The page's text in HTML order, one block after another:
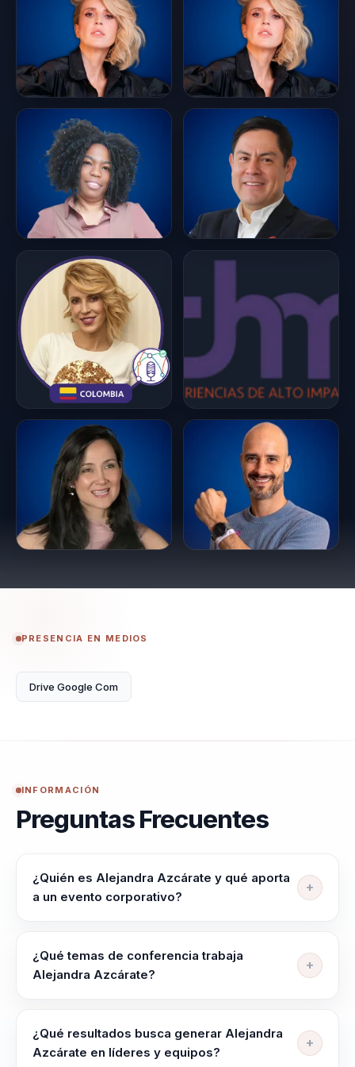
su trabajo. Alejandra
inspira a las mujeres a
asumir roles de
liderazgo, desafiando
las barreras
tradicionales y
promoviendo la
igualdad de
oportunidades en el
ámbito...
PRESENCIA EN MEDIOS
Drive Google Com
INFORMACIÓN
Preguntas Frecuentes
¿Quién es Alejandra Azcárate y qué aporta
a un evento corporativo?
equipos que ayuda a alinear equipos, elevar criterio y
liderar con claridad en contextos complejos. Integra
de equipos desalineados a liderazgo estrategico y
cohesion
¿Qué temas de conferencia trabaja
Alejandra Azcárate?
Emocional, Comunicación Efectiva, Empoderamiento
Femenino, Liderazgo Transformacional, Inspiración y
¿Qué resultados busca generar Alejandra
Azcárate en líderes y equipos?